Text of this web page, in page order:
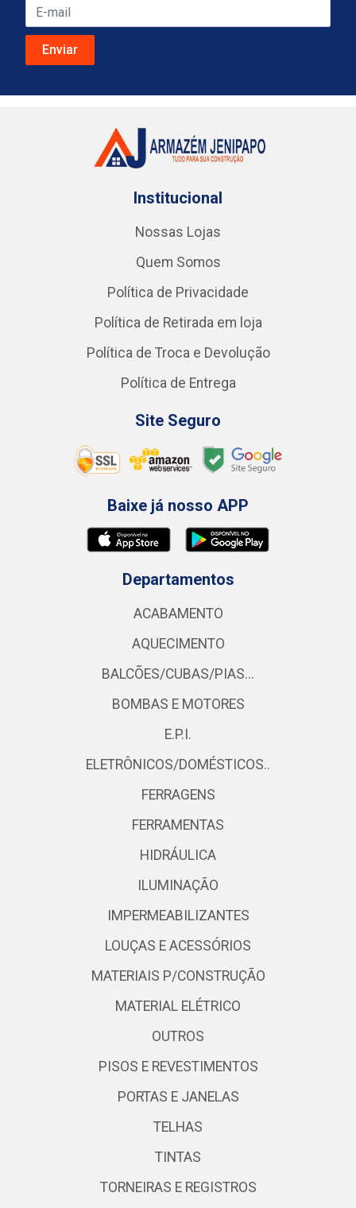
Institucional
Nossas Lojas
Quem Somos
Política de Privacidade
Política de Retirada em loja
Política de Troca e Devolução
Política de Entrega
Site Seguro
Baixe já nosso APP
Departamentos
ACABAMENTO
AQUECIMENTO
BALCÕES/CUBAS/PIAS...
BOMBAS E MOTORES
E.P.I.
ELETRÔNICOS/DOMÉSTICOS..
FERRAGENS
FERRAMENTAS
HIDRÁULICA
ILUMINAÇÃO
IMPERMEABILIZANTES
LOUÇAS E ACESSÓRIOS
MATERIAIS P/CONSTRUÇÃO
MATERIAL ELÉTRICO
OUTROS
PISOS E REVESTIMENTOS
PORTAS E JANELAS
TELHAS
TINTAS
TORNEIRAS E REGISTROS